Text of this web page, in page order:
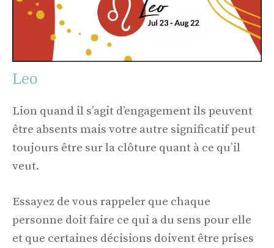
Leo
Lion quand il s’agit d’engagement ils peuvent
être absents mais votre autre significatif peut
toujours être sur la clôture quant à ce qu’il
veut.
Essayez de vous rappeler que chaque
personne doit faire ce qui a du sens pour elle
et que certaines décisions doivent être prises